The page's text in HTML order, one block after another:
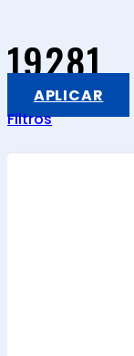
19281
APLICAR
Filtros